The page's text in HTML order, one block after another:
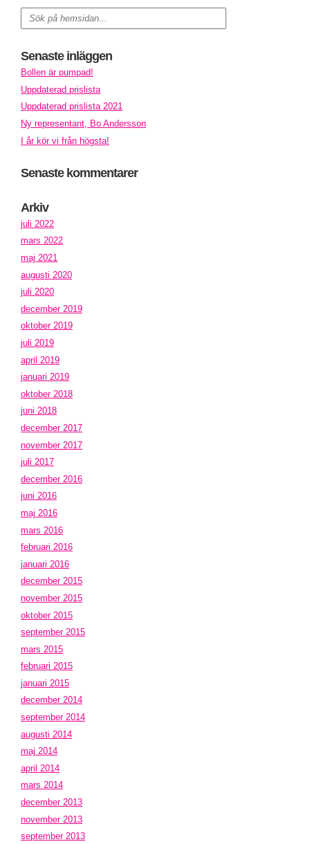
Senaste inläggen
Bollen är pumpad!
Uppdaterad prislista
Uppdaterad prislista 2021
Ny representant, Bo Andersson
I år kör vi från högsta!
Senaste kommentarer
Arkiv
juli 2022
mars 2022
maj 2021
augusti 2020
juli 2020
december 2019
oktober 2019
juli 2019
april 2019
januari 2019
oktober 2018
juni 2018
december 2017
november 2017
juli 2017
december 2016
juni 2016
maj 2016
mars 2016
februari 2016
januari 2016
december 2015
november 2015
oktober 2015
september 2015
mars 2015
februari 2015
januari 2015
december 2014
september 2014
augusti 2014
maj 2014
april 2014
mars 2014
december 2013
november 2013
september 2013